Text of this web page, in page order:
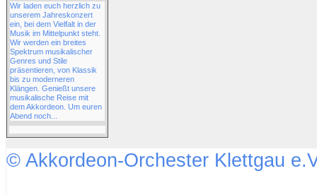
Wir laden euch herzlich zu
unserem Jahreskonzert
ein, bei dem Vielfalt in der
Musik im Mittelpunkt steht.
Wir werden ein breites
Spektrum musikalischer
Genres und Stile
präsentieren, von Klassik
bis zu moderneren
Klängen. Genießt unsere
musikalische Reise mit
dem Akkordeon. Um euren
Abend noch...
© Akkordeon-Orchester Klettgau